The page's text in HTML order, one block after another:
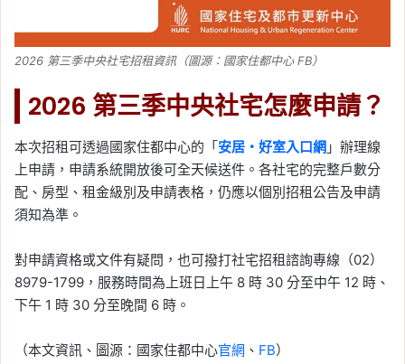
2026 第三季中央社宅招租資訊（圖源：國家住都中心 FB）
2026 第三季中央社宅怎麼申請？
本次招租可透過國家住都中心的「安居・好室入口網 」辦理線
上申請，申請系統開放後可全天候送件。各社宅的完整戶數分
配、房型、租金級別及申請表格，仍應以個別招租公告及申請
須知為準。
對申請資格或文件有疑問，也可撥打社宅招租諮詢專線（02）
8979-1799，服務時間為上班日上午 8 時 30 分至中午 12 時、
下午 1 時 30 分至晚間 6 時。
（本文資訊、圖源：國家住都中心官網 、 FB）